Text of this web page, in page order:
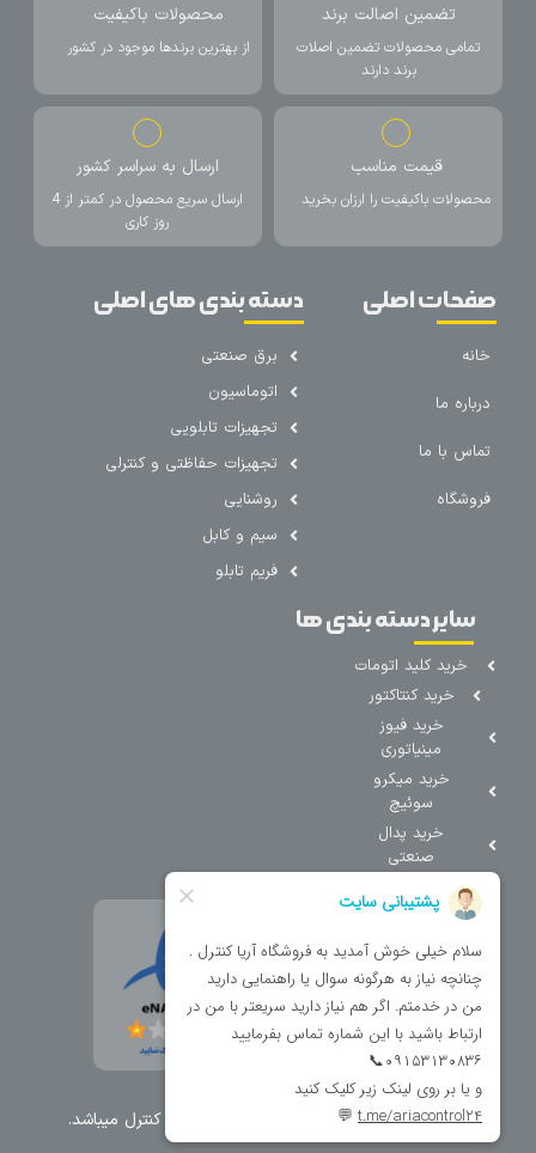
تضمین اصالت برند
تمامی محصولات تضمین اصلات
برند دارند
محصولات باکیفیت
از بهترین برندها موجود در کشور
قیمت مناسب
محصولات باکیفیت را ارزان بخرید
ارسال به سراسر کشور
ارسال سریع محصول در کمتر از 4
روز کاری
صفحات اصلی
خانه
درباره ما
تماس با ما
فروشگاه
دسته بندی های اصلی
برق صنعتی
اتوماسیون
تجهیزات تابلویی
تجهیزات حفاظتی و کنترلی
روشنایی
سیم و کابل
فریم تابلو
سایر دسته بندی ها
خرید کلید اتومات
خرید کنتاکتور
خرید فیوز
مینیاتوری
خرید میکرو
سوئیچ
خرید پدال
صنعتی
تمامی حقوق مطالب و سایت نزد شرکت اریا کنترل میباشد.